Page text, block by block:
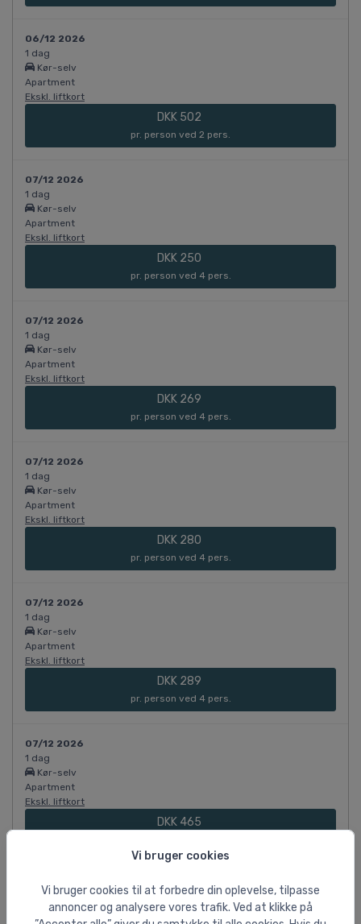
Vi bruger cookies
Vi bruger cookies til at forbedre din oplevelse, tilpasse
annoncer og analysere vores trafik. Ved at klikke på
06/12 2026
1 dag
Kør-selv
Apartment
Ekskl. liftkort
DKK 502
pr. person ved 2 pers.
07/12 2026
1 dag
Kør-selv
Apartment
Ekskl. liftkort
DKK 250
pr. person ved 4 pers.
07/12 2026
1 dag
Kør-selv
Apartment
Ekskl. liftkort
DKK 269
pr. person ved 4 pers.
07/12 2026
1 dag
Kør-selv
Apartment
Ekskl. liftkort
DKK 280
pr. person ved 4 pers.
07/12 2026
1 dag
Kør-selv
Apartment
Ekskl. liftkort
DKK 289
pr. person ved 4 pers.
07/12 2026
1 dag
Kør-selv
Apartment
Ekskl. liftkort
DKK 465
08/12 2026
Kør-selv